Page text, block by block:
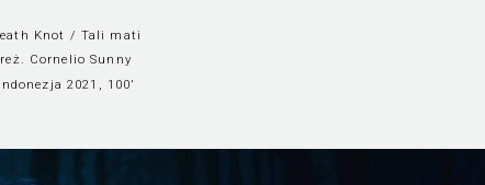
Knot / Tali mati
reż. Cornelio Sunny
2021, 100’